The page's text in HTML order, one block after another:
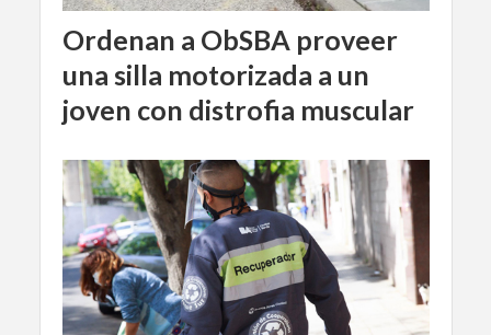
Ordenan a ObSBA proveer
una silla motorizada a un
joven con distrofia muscular